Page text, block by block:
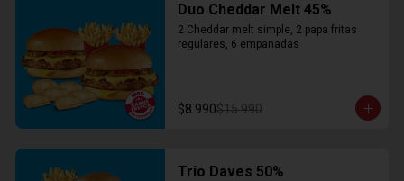
Duo Cheddar Melt 45%
2 Cheddar melt simple, 2 papa fritas
regulares, 6 empanadas
$8.990$15.990
Trio Daves 50%